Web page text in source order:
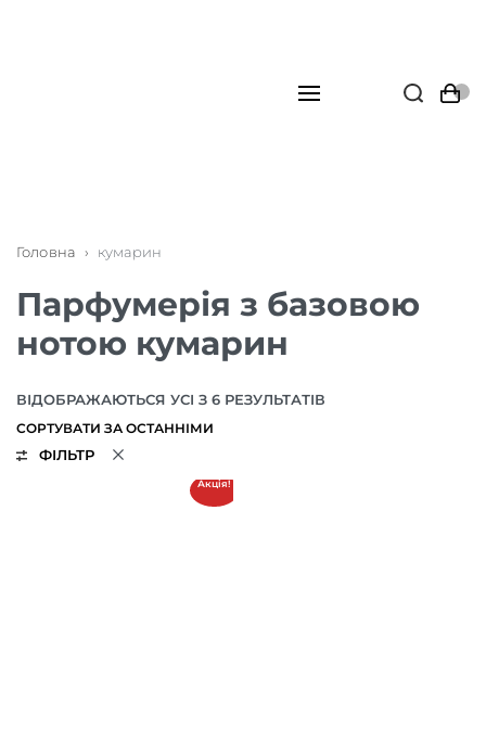
Головна › кумарин
Парфумерія з базовою
нотою кумарин
ВІДОБРАЖАЮТЬСЯ УСІ З 6 РЕЗУЛЬТАТІВ
ФІЛЬТР
Акція!